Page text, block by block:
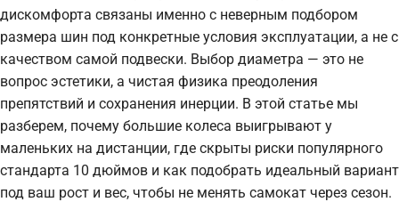
дискомфорта связаны именно с неверным подбором
размера шин под конкретные условия эксплуатации, а не с
качеством самой подвески. Выбор диаметра — это не
вопрос эстетики, а чистая физика преодоления
препятствий и сохранения инерции. В этой статье мы
разберем, почему большие колеса выигрывают у
маленьких на дистанции, где скрыты риски популярного
стандарта 10 дюймов и как подобрать идеальный вариант
под ваш рост и вес, чтобы не менять самокат через сезон.